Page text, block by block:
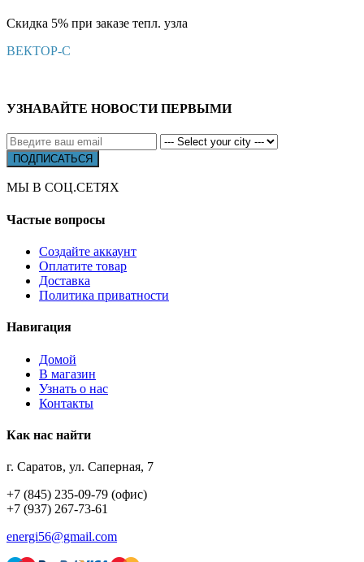
Скидка 5% при заказе тепл. узла
ВЕКТОР-С
УЗНАВАЙТЕ НОВОСТИ ПЕРВЫМИ
МЫ В СОЦ.СЕТЯХ
Частые вопросы
Создайте аккаунт
Оплатите товар
Доставка
Политика приватности
Навигация
Домой
В магазин
Узнать о нас
Контакты
Как нас найти
г. Саратов, ул. Саперная, 7
+7 (845) 235-09-79 (офис)
+7 (937) 267-73-61
energi56@gmail.com